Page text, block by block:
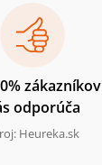
zákazníkov
odporúča
Heureka.sk